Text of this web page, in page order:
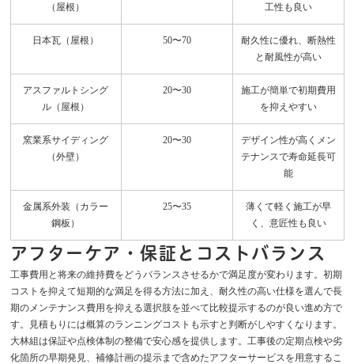
（屋根）
工性も良い
日本瓦（屋根） 50〜70
耐久性に優れ、断熱性
と耐風性が高い
アスファルトシング
ル（屋根）
20〜30
施工が簡単で初期費用
を抑えやすい
窯業系サイディング
（外壁）
20〜30
デザイン性が高くメン
テナンスで寿命延長可
能
金属系外装（カラー
鋼板）
25〜35
薄くて軽く施工が早
く、意匠性も良い
アフターケア・保証とコストバランス
工事費用と将来の維持費をどうバランスさせるかで満足度が変わります。初期
コストを抑えて短期的な満足を得る方法に加え、耐久性の高い仕様を選んで長
期のメンテナンス費用を抑える選択肢を並べて比較提示するのが良い進め方で
す。見積もりには概算のランニングコストも示すと判断がしやすくなります。
大林組は保証や点検体制の整備で安心感を提供します。工事後の定期点検や劣
化箇所の早期発見、補修計画の提示まで含めたアフターサービスを用意するこ